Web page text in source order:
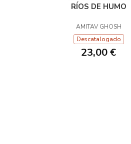
RÍOS DE HUMO
AMITAV GHOSH
Descatalogado
23,00 €